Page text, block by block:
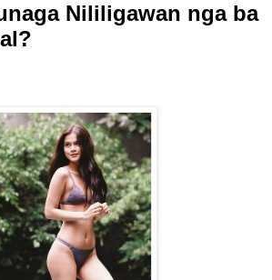
Nililigawan nga ba